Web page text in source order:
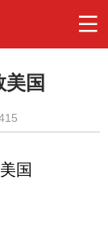
国
国